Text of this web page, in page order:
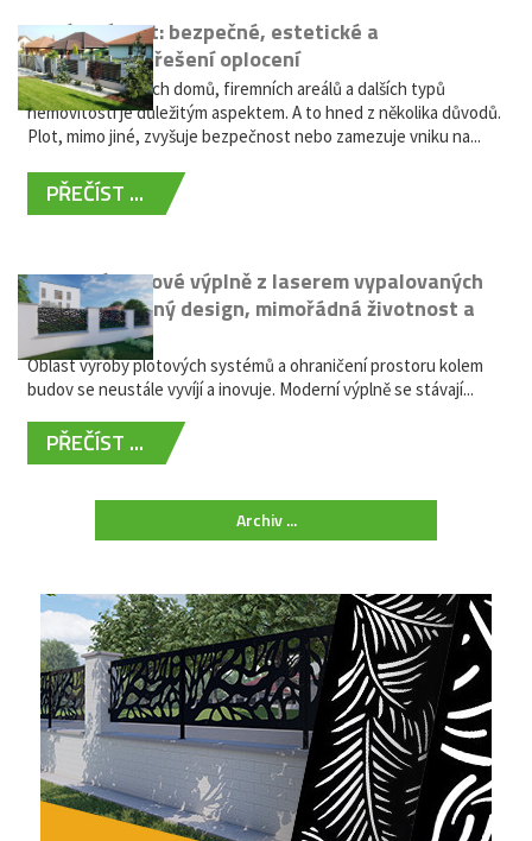
Hliníkový plot: bezpečné, estetické a
bezúdržbové řešení oplocení
Oplocení rodinných domů, firemních areálů a dalších typů
nemovitostí je důležitým aspektem. A to hned z několika důvodů.
Plot, mimo jiné, zvyšuje bezpečnost nebo zamezuje vniku na...
PŘEČÍST ...
Moderní plotové výplně z laserem vypalovaných
kovů: výjimečný design, mimořádná životnost a
žádná údržba
Oblast výroby plotových systémů a ohraničení prostoru kolem
budov se neustále vyvíjí a inovuje. Moderní výplně se stávají...
PŘEČÍST ...
Archiv ...